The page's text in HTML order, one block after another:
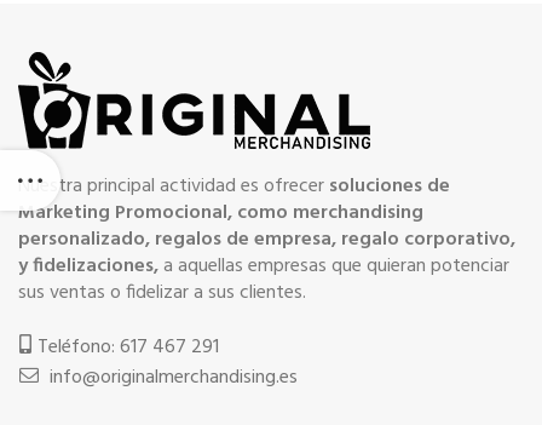
Nuestra principal actividad es ofrecersoluciones de
Marketing Promocional, como merchandising
personalizado, regalos de empresa, regalo corporativo,
y fidelizaciones,a aquellas empresas que quieran potenciar
sus ventas o fidelizar a sus clientes.
Teléfono: 617 467 291
info@originalmerchandising.es